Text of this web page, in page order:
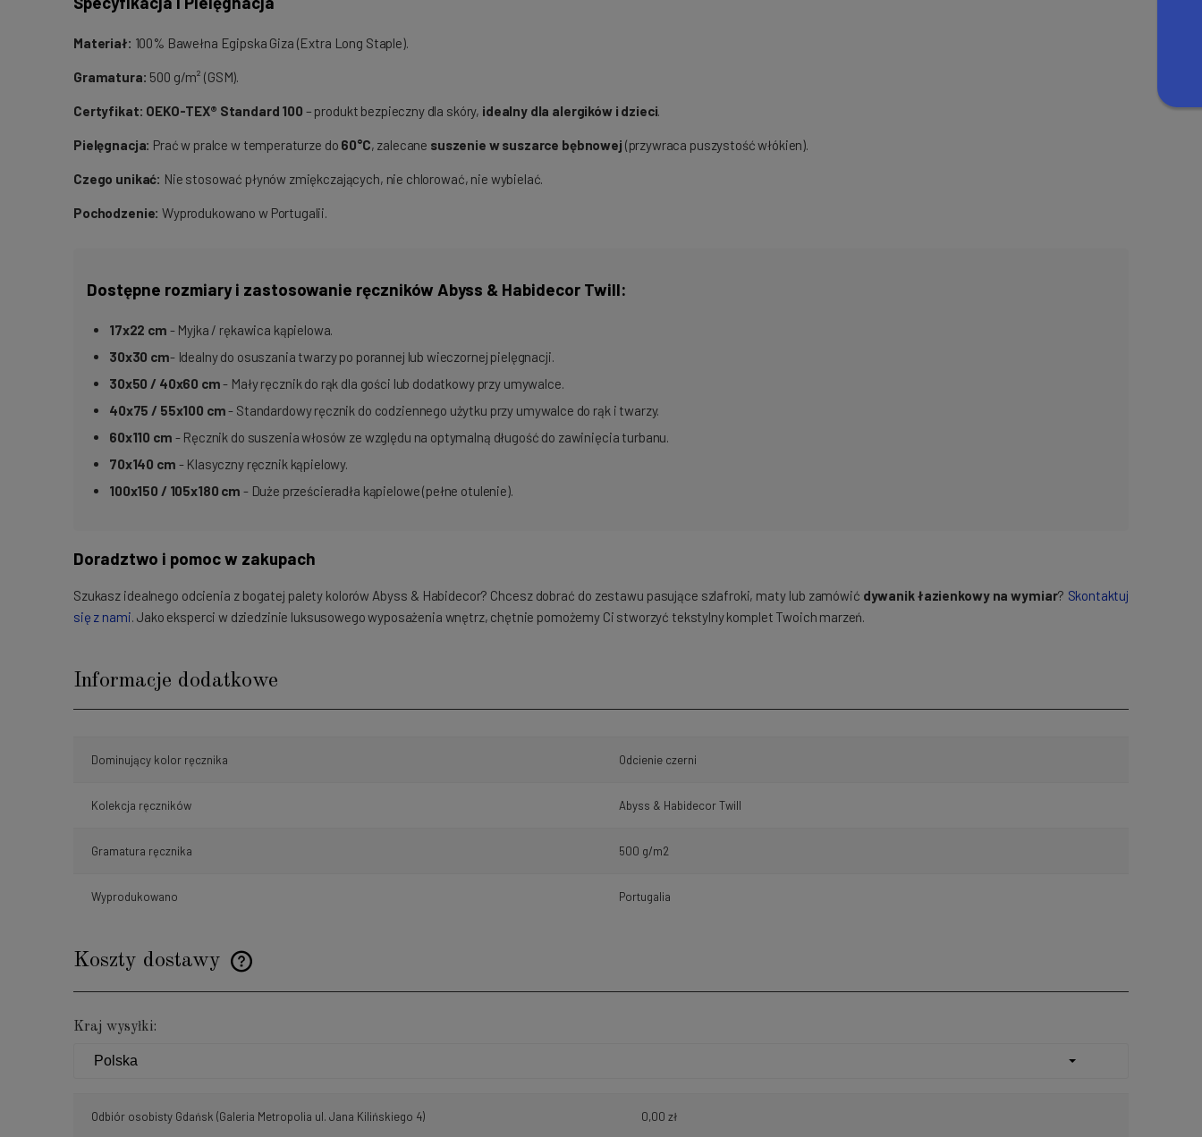
Materiał: 100% Bawełna Egipska Giza (Extra Long Staple).
Gramatura: 500 g/m² (GSM).
Certyfikat: OEKO-TEX® Standard 100 – produkt bezpieczny dla skóry, idealny dla alergików i dzieci.
Pielęgnacja: Prać w pralce w temperaturze do 60°C, zalecane suszenie w suszarce bębnowej (przywraca puszystość włókien).
Czego unikać: Nie stosować płynów zmiękczających, nie chlorować, nie wybielać.
Pochodzenie: Wyprodukowano w Portugalii.
Dostępne rozmiary i zastosowanie ręczników Abyss & Habidecor Twill:
17x22 cm - Myjka / rękawica kąpielowa.
30x30 cm- Idealny do osuszania twarzy po porannej lub wieczornej pielęgnacji.
30x50 / 40x60 cm- Mały ręcznik do rąk dla gości lub dodatkowy przy umywalce.
40x75 / 55x100 cm- Standardowy ręcznik do codziennego użytku przy umywalce do rąk i twarzy.
60x110 cm - Ręcznik do suszenia włosów ze względu na optymalną długość do zawinięcia turbanu.
70x140 cm - Klasyczny ręcznik kąpielowy.
100x150 / 105x180 cm - Duże prześcieradła kąpielowe (pełne otulenie).
Doradztwo i pomoc w zakupach
Szukasz idealnego odcienia z bogatej palety kolorów Abyss & Habidecor? Chcesz dobrać do zestawu pasujące szlafroki, maty lub zamówić dywanik łazienkowy na wymiar? Skontaktuj
się z nami. Jako eksperci w dziedzinie luksusowego wyposażenia wnętrz, chętnie pomożemy Ci stworzyć tekstylny komplet Twoich marzeń.
Informacje dodatkowe
Dominujący kolor ręcznika Odcienie czerni
Kolekcja ręczników Abyss & Habidecor Twill
Gramatura ręcznika 500 g/m2
Wyprodukowano Portugalia
Koszty dostawy
Kraj wysyłki:
Odbiór osobisty Gdańsk (Galeria Metropolia ul. Jana Kilińskiego 4) 0,00 zł